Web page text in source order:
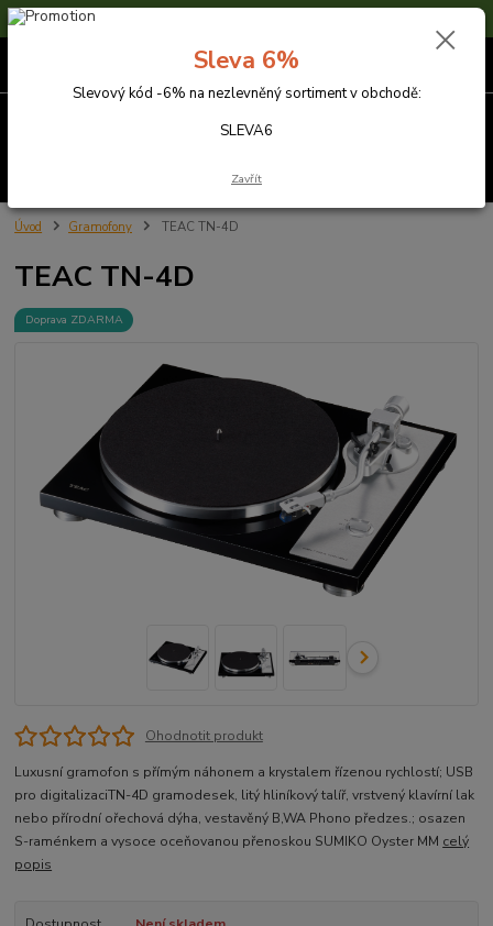
Sleva 6% na nezlevněné zboží s kódem SLEVA6
Úvod Gramofony TEAC TN-4D
TEAC TN-4D
Doprava ZDARMA
Ohodnotit produkt
Luxusní gramofon s přímým náhonem a krystalem řízenou rychlostí; USB
pro digitalizaciTN-4D gramodesek, litý hliníkový talíř, vrstvený klavírní lak
nebo přírodní ořechová dýha, vestavěný B,WA Phono předzes.; osazen
S-raménkem a vysoce oceňovanou přenoskou SUMIKO Oyster MM celý
popis
Sleva 6%
Slevový kód -6% na nezlevněný sortiment v obchodě:
SLEVA6
Zavřít